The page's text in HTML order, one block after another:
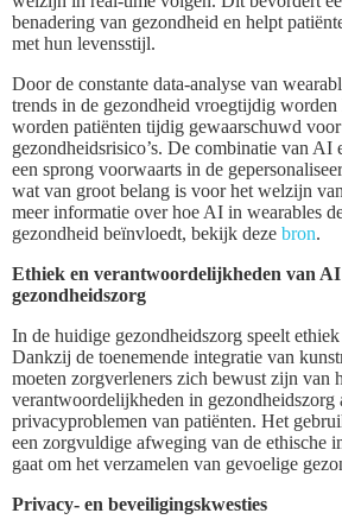
benadering van gezondheid en helpt
met hun levensstijl.
Door de constante data-analyse van
trends in de gezondheid vroegtijdig
worden patiënten tijdig gewaarschuwd
gezondheidsrisico’s. De combinatie van AI
een sprong voorwaarts in de
wat van groot belang is voor het welzijn
meer informatie over hoe AI in wearables
gezondheid beïnvloedt, bekijk deze bron.
Ethiek en verantwoordelijkheden van
gezondheidszorg
In de huidige gezondheidszorg speelt
Dankzij de toenemende integratie van
moeten zorgverleners zich bewust zijn van
verantwoordelijkheden in gezondheidszorg
privacyproblemen van patiënten. Het
een zorgvuldige afweging van de ethische
gaat om het verzamelen van gevoelige
Privacy- en beveiligingskwesties